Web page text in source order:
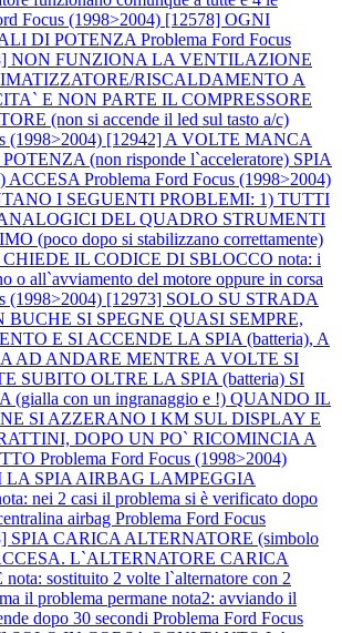
Focus (1998>2004) [12578] OGNI
DI POTENZA Problema Ford Focus
NON FUNZIONA LA VENTILAZIONE
RISCALDAMENTO A
E NON PARTE IL COMPRESSORE
(non si accende il led sul tasto a/c)
(1998>2004) [12942] A VOLTE MANCA
(non risponde l`acceleratore) SPIA
ACCESA Problema Ford Focus (1998>2004)
I SEGUENTI PROBLEMI: 1) TUTTI
DEL QUADRO STRUMENTI
(poco dopo si stabilizzano correttamente)
IL CODICE DI SBLOCCO nota: i
o all`avviamento del motore oppure in corsa
(1998>2004) [12973] SOLO SU STRADA
BUCHE SI SPEGNE QUASI SEMPRE,
E SI ACCENDE LA SPIA (batteria), A
AD ANDARE MENTRE A VOLTE SI
SUBITO OLTRE LA SPIA (batteria) SI
(gialla con un ingranaggio e !) QUANDO IL
SI AZZERANO I KM SUL DISPLAY E
DOPO UN PO` RICOMINCIA A
Problema Ford Focus (1998>2004)
LA SPIA AIRBAG LAMPEGGIA
nei 2 casi il problema si è verificato dopo
airbag Problema Ford Focus
SPIA CARICA ALTERNATORE (simbolo
L`ALTERNATORE CARICA
sostituito 2 volte l`alternatore con 2
il problema permane nota2: avviando il
dopo 30 secondi Problema Ford Focus